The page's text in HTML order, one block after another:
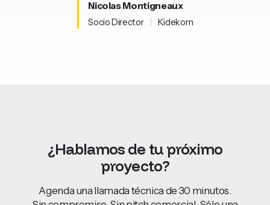
NicolasMontigneaux
SocioDirector Kidekom
¿Hablamosde tu próximo
proyecto?
Agenda una llamada técnica de 30 minutos.